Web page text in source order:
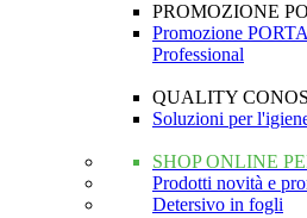
PROMOZIONE
Promozione
Professional
QUALITY
Soluzioni per
SHOP ONLINE
Prodotti novità e
Detersivo in fogli